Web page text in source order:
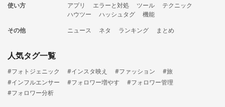
使い方
アプリ エラーと対処 ツール
テクニック
ハウツー
ハッシュタグ
機能
その他
ニュース ネタ ランキング まとめ
人気タグ一覧
#フォトジェニック #インスタ映え #ファッション
#旅
#インフルエンサー
#フォロワー増やす
#フォロワー管理
#フォロワー分析